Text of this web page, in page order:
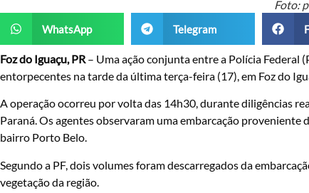
Foto:
WhatsApp Telegram
Foz do Iguaçu, PR – Uma ação conjunta entre a Polícia Federal
entorpecentes na tarde da última terça-feira (17), em Foz do
A operação ocorreu por volta das 14h30, durante diligências
Paraná. Os agentes observaram uma embarcação
bairro Porto Belo.
Segundo a PF, dois volumes foram descarregados da
vegetação da região.